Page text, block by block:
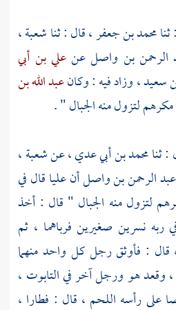
محمد بن جعفر، قال : ثناشعبة،
الرحمن بن واصلعنعلي بن أبي
سعيد، وزاد فيه : وكانعبد الله بن
لتزول منه الجبال " .
ثنامحمد بن أبي عدي، عنشعبة،
عبد الرحمن بن واصلأنعلياقال في
لتزول منه الجبال " قال : أخذ
ربه نسرين صغيرين فرباهما ، ثم
قال : فأوثق رجل كل واحد منهما
وقعد هو ورجل آخر في التابوت ،
على رأسه اللحم ، قال : فطارا ،